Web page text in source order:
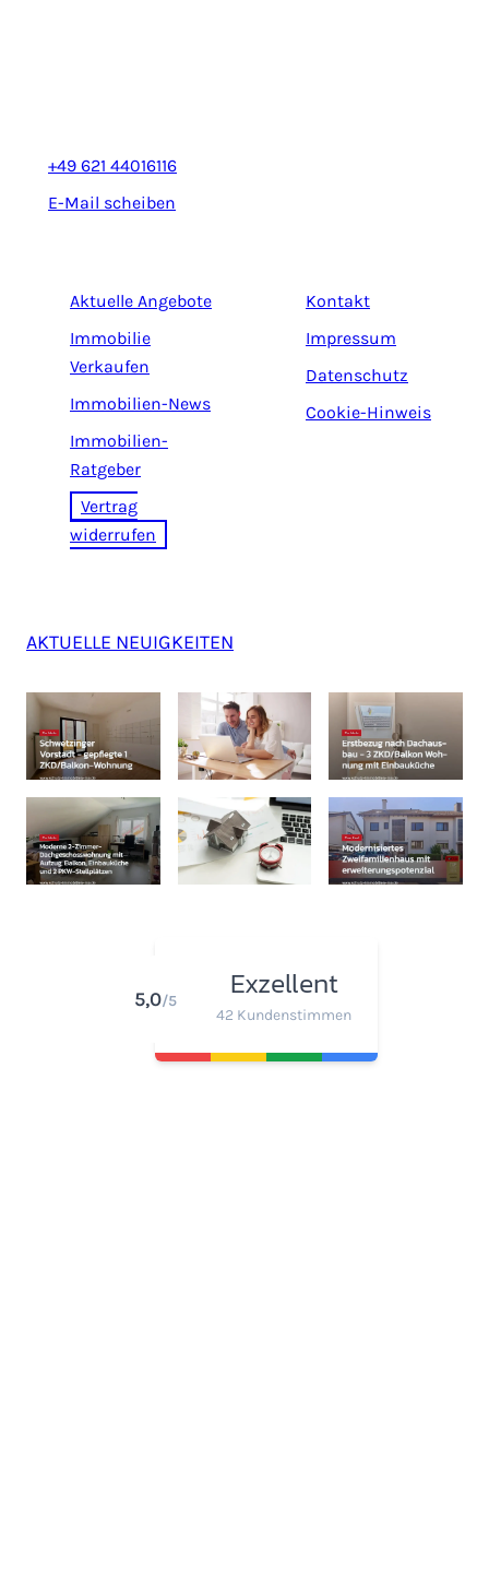
+49 621 44016116
E-Mail scheiben
Aktuelle Angebote
Immobilie
Verkaufen
Immobilien-News
Immobilien-
Ratgeber
Vertrag
widerrufen
Kontakt
Impressum
Datenschutz
Cookie-Hinweis
AKTUELLE NEUIGKEITEN
5,0/5 Exzellent
42 Kundenstimmen